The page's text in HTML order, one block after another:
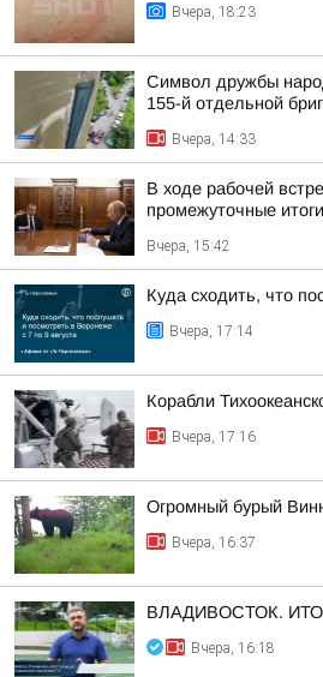
Вчера, 18:23
Символ дружбы
155-й отдельной
Вчера, 14:33
В ходе рабочей
промежуточные
Вчера, 15:42
Куда сходить, что
Вчера, 17:14
Корабли
Вчера, 17:16
Огромный бурый
Вчера, 16:37
ВЛАДИВОСТОК.
Вчера, 16:18